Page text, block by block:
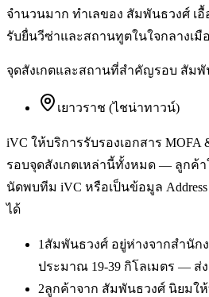
จำนวนมาก ทำเลของ สัมพันธวงศ์ เ
รับยื่นวีซ่าและสถานทูตในใจกลางเมื
จุดสังเกตและสถานที่สำคัญรอบ สัมพั
เยาวราช (ไชน่าทาวน์)
iVC ให้บริการรับรองเอกสาร
รอบจุดสังเกตเหล่านี้ทั้งหมด — ลูกค้
นัดพบทีม iVC หรือเป็นข้อมูล Address
ได้
1สัมพันธวงศ์ อยู่ห่างจากสำนัก
ประมาณ 19-39 กิโลเมตร — ส่ง
2ลูกค้าจาก สัมพันธวงศ์ นิยมใ